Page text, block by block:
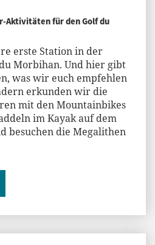
Aktivitäten für den Golf du
erste Station in der
Morbihan. Und hier gibt
was wir euch empfehlen
erkunden wir die
mit den Mountainbikes
im Kayak auf dem
besuchen die Megalithen